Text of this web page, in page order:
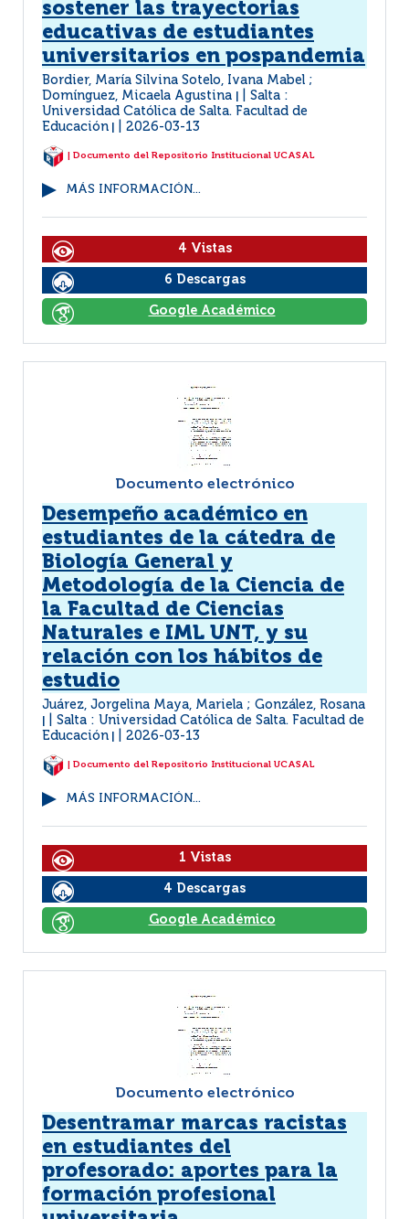
sostener las trayectorias
educativas de estudiantes
universitarios en pospandemia
Bordier, María Silvina Sotelo, Ivana Mabel ;
Domínguez, Micaela Agustina
Salta :
Universidad Católica de Salta. Facultad de
Educación
2026-03-13
| Documento del Repositorio Institucional UCASAL
MÁS INFORMACIÓN...
4 Vistas
6 Descargas
Google Académico
Documento electrónico
Desempeño académico en
estudiantes de la cátedra de
Biología General y
Metodología de la Ciencia de
la Facultad de Ciencias
Naturales e IML UNT, y su
relación con los hábitos de
estudio
Juárez, Jorgelina Maya, Mariela ; González, Rosana
Salta : Universidad Católica de Salta. Facultad de
Educación
2026-03-13
| Documento del Repositorio Institucional UCASAL
MÁS INFORMACIÓN...
1 Vistas
4 Descargas
Google Académico
Documento electrónico
Desentramar marcas racistas
en estudiantes del
profesorado: aportes para la
formación profesional